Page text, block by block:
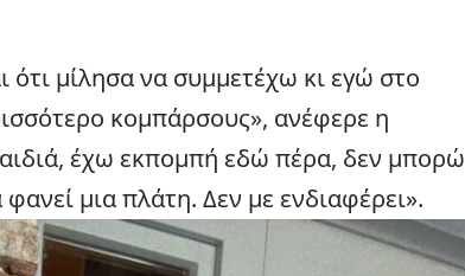
ότι μίλησα να συμμετέχω κι εγώ στο
κομπάρσους», ανέφερε η
έχω εκπομπή εδώ πέρα, δεν μπορώ
μια πλάτη. Δεν με ενδιαφέρει».